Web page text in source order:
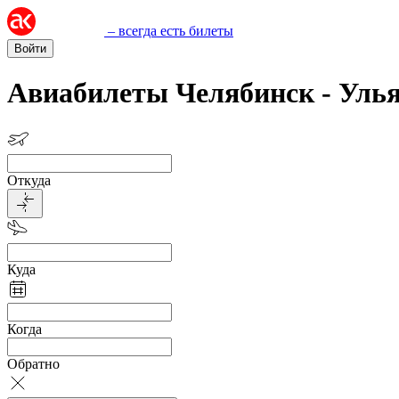
– всегда есть билеты
Войти
Авиабилеты Челябинск -
Откуда
Куда
Когда
Обратно